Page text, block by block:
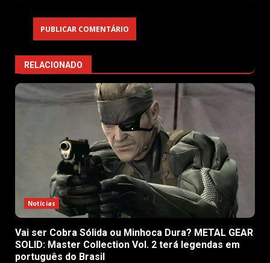
RELACIONADO
Notícias
Vai ser Cobra Sólida ou Minhoca Dura? METAL GEAR
SOLID: Master Collection Vol. 2 terá legendas em
português do Brasil